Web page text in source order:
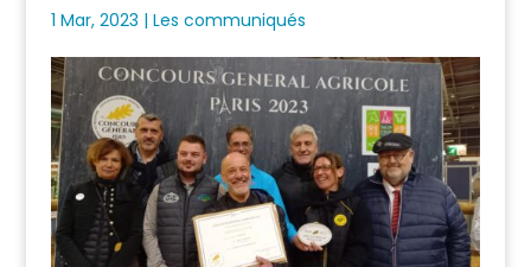
1 Mar, 2023 | Les communiqués